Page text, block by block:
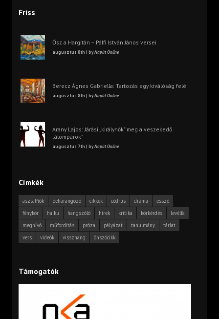
Friss
Ősz a Hargitán – Pálfi István János versei
augusztus 8th | byNapút Online
Berecz Ágnes Gabriella: Tartozás egy kiválóság felé
augusztus 8th | byNapút Online
Arany Lajos: Járási „királynők” meg a veszekedő
„álompárok”
augusztus 7th | byNapút Online
Címkék
asztalfiók beharangozó cikkek cédrus dráma
esszé
fénykör
haiku hangszóló hírek kritika körkérdés
levélfa
meghívó
műfordítás próza pályázat tanulmány
tárlat
vers
videók visszhang önszócikk
Támogatók